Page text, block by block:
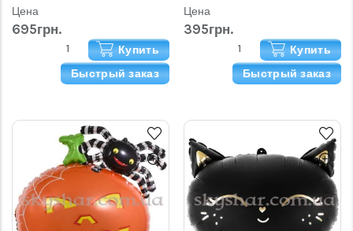
Цена
695грн.
Купить
Быстрый заказ
Цена
395грн.
Купить
Быстрый заказ